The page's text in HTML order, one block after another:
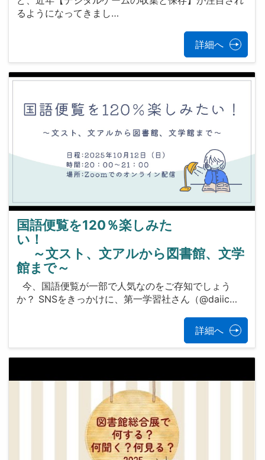
るようになってきまし…
詳細へ
国語便覧を120％楽しみた
い！
～文スト、文アルから図書館、文学
館まで～
今、国語便覧が一部で人気なのをご存知でしょう
か？ SNSをきっかけに、第一学習社さん（@daiic…
詳細へ